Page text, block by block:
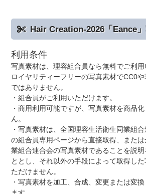
Hair Creation-2026「Eance
利用条件
写真素材は、理容組合員なら無料でご利用
ロイヤリティーフリーの写真素材でCC0
ではありません。
・組合員がご利用いただけます。
・商用利用可能ですが、写真素材を商品
ん。
・写真素材は、全国理容生活衛生同業組
の組合員専用ページから直接取得、また
業組合連合会の写真素材であることを説明
ととし、それ以外の手段によって取得し
ただけません。
・写真素材を加工、合成、変更または変
ます。